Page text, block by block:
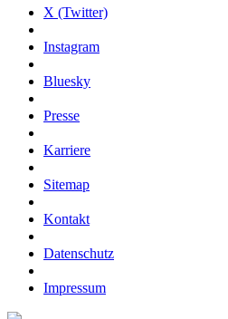
X (Twitter)
Instagram
Bluesky
Presse
Karriere
Sitemap
Kontakt
Datenschutz
Impressum